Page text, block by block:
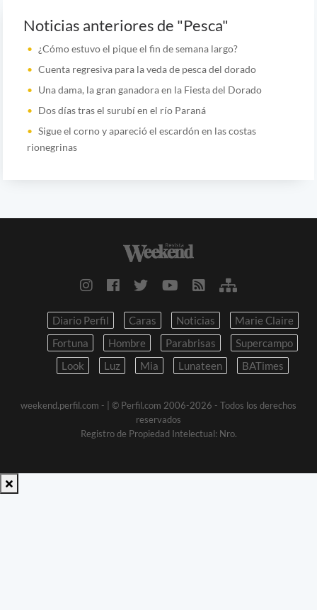
Noticias anteriores de "Pesca"
¿Cómo estuvo el pique el fin de semana largo?
Cuenta regresiva para la veda de pesca del dorado
Una dama, la gran ganadora en la Fiesta del Dorado
Dos días tras el surubí en el río Paraná
Sigue el corno y apareció el escardón en las costas
rionegrinas
Diario Perfil Caras Noticias
Marie Claire
Fortuna
Hombre Parabrisas
Supercampo
Look
Luz Mia Lunateen BATimes
weekend.perfil.com -
| © Perfil.com 2006-2026 - Todos los derechos
reservados
Registro de Propiedad Intelectual: Nro.